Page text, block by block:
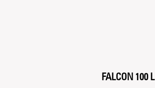
FALCON 100